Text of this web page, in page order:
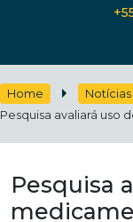
Home
Notícias
Pesquisa avaliará uso
Pesquisa